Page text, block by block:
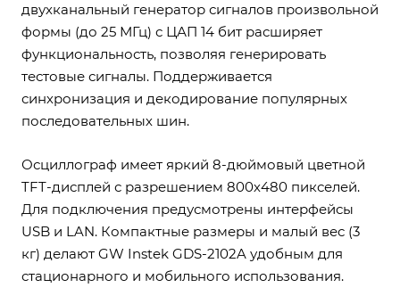
двухканальный генератор сигналов произвольной
формы (до 25 МГц) с ЦАП 14 бит расширяет
функциональность, позволяя генерировать
тестовые сигналы. Поддерживается
синхронизация и декодирование популярных
последовательных шин.
Осциллограф имеет яркий 8-дюймовый цветной
TFT-дисплей с разрешением 800х480 пикселей.
Для подключения предусмотрены интерфейсы
USB и LAN. Компактные размеры и малый вес (3
кг) делают GW Instek GDS-2102A удобным для
стационарного и мобильного использования.